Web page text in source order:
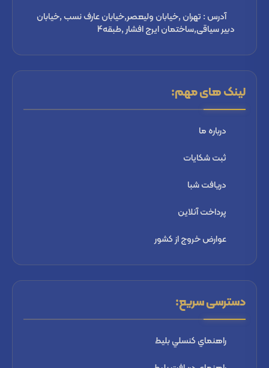
آدرس : تهران ,خیابان ولیعصر,خیابان عارف نسب ,خیابان
دبیر سیاقی,ساختمان ایرج افشار ,طبقه4
لینک های مهم:
درباره ما
ثبت شكايات
دریافت شبا
پرداخت آنلاین
عوارض خروج از کشور
دسترسی سریع:
راهنماي كنسلي بليط